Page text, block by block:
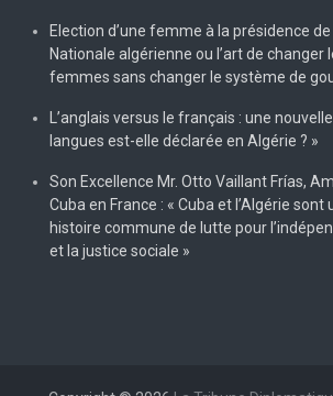
Election d’une femme à la présidence de
Nationale algérienne ou l’art de changer
femmes sans changer le système de
L’anglais versus le français : une
langues est-elle déclarée en Algérie ? »
Son Excellence Mr. Otto Vaillant Frías,
Cuba en France : « Cuba et l’Algérie sont
histoire commune de lutte pour
et la justice sociale »